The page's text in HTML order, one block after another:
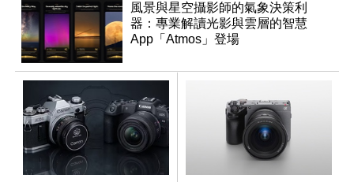
風景與星空攝影師的氣象決策利
器：專業解讀光影與雲層的智慧
App「Atmos」登場